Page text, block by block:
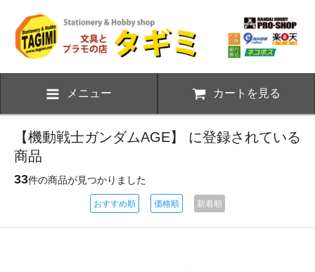
メニュー カートを見る
【機動戦士ガンダムAGE】 に登録されている
商品
33件の商品が見つかりました
おすすめ順 価格順 新着順